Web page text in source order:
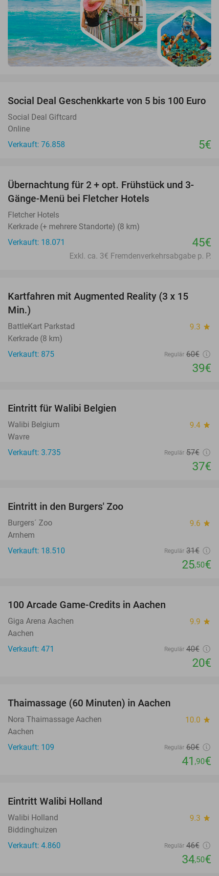
Social Deal Geschenkkarte von 5 bis 100 Euro
Social Deal Giftcard
Online
Verkauft: 76.858
5€
Übernachtung für 2 + opt. Frühstück und 3-
Gänge-Menü bei Fletcher Hotels
Fletcher Hotels
Kerkrade (+ mehrere Standorte) (8 km)
Verkauft: 18.071
45€
Exkl. ca. 3€ Fremdenverkehrsabgabe p. P.
Kartfahren mit Augmented Reality (3 x 15
Min.)
BattleKart Parkstad 9.3 star
Kerkrade (8 km)
Verkauft: 875
Regulär 60€
39€
Eintritt für Walibi Belgien
Walibi Belgium 9.4 star
Wavre
Verkauft: 3.735
Regulär 57€
37€
Eintritt in den Burgers' Zoo
Burgers´ Zoo 9.6 star
Arnhem
Verkauft: 18.510
Regulär 31€
25,50€
100 Arcade Game-Credits in Aachen
Giga Arena Aachen 9.9 star
Aachen
Verkauft: 471
Regulär 40€
20€
Thaimassage (60 Minuten) in Aachen
Nora Thaimassage Aachen 10.0 star
Aachen
Verkauft: 109
Regulär 60€
41 ,90€
Eintritt Walibi Holland
Walibi Holland 9.3 star
Biddinghuizen
Verkauft: 4.860
Regulär 46€
34,50€